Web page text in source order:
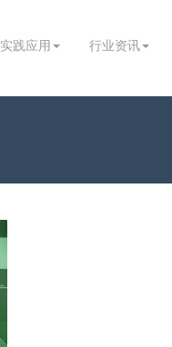
实践应用 行业资讯